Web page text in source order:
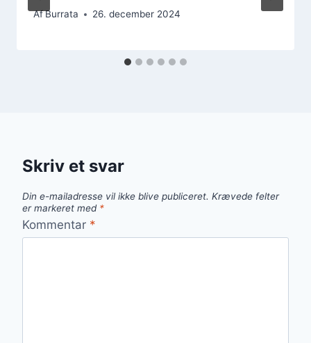
AfBurrata 26. december 2024
Skriv et svar
Din e-mailadresse vil ikke blive publiceret. Krævede felter
er markeret med *
Kommentar *